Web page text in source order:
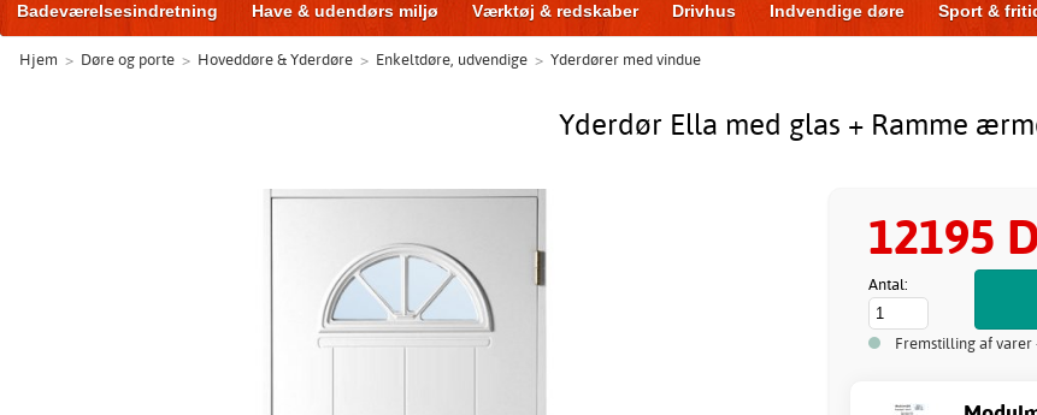
Badeværelsesindretning Have & udendørs miljø Værktøj & redskaber Drivhus Indvendige døre Sport &
Træningsudstyr Yderdøre Vinduer Garageporte Bil & garage Hus & byg
Hjem > Døre og porte > Hoveddøre & Yderdøre > Enkeltdøre, udvendige > Yderdører med vindue
Yderdør Ella med glas + Ramme
12195
Antal:
Fremstilling af varer